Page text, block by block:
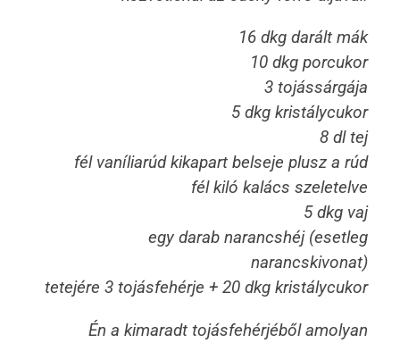
16 dkg darált mák
10 dkg porcukor
3 tojássárgája
5 dkg kristálycukor
8 dl tej
fél vaníliarúd kikapart belseje plusz a rúd
fél kiló kalács szeletelve
5 dkg vaj
egy darab narancshéj (esetleg
narancskivonat)
tetejére 3 tojásfehérje + 20 dkg kristálycukor
Én a kimaradt tojásfehérjéből amolyan